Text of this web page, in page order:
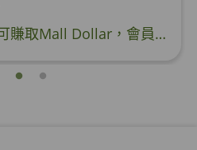
於ZINOMALL購物即可賺取Mall Dollar，會員每次購物折實後每滿HK$100，即可賺取$5 Mall Dollar回贈。Mall Dollar 將會於訂單派送成功後7-14個工作天內自動加至客人户口。下次購物時，每 $1 Mall Dollar 即可當 HK$1 使用。 Step 1 請輸入電郵及密碼後按【登入】或直接連結Facebook 登入 Step 2 挑選合適貨品後，輸入購買數量，然後按【加入購物車】 Step 3 按一下右上角的購物車圖案 ,